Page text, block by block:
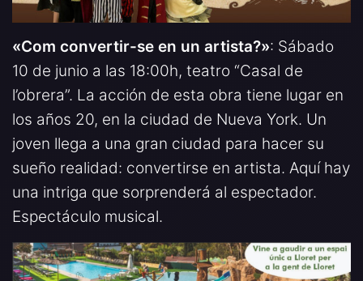
«Com convertir-se en un artista?»: Sábado
10 de junio a las 18:00h, teatro “Casal de
l’obrera”. La acción de esta obra tiene lugar en
los años 20, en la ciudad de Nueva York. Un
joven llega a una gran ciudad para hacer su
sueño realidad: convertirse en artista. Aquí hay
una intriga que sorprenderá al espectador.
Espectáculo musical.